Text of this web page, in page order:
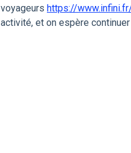
voyageurs https://
activité, et on espère